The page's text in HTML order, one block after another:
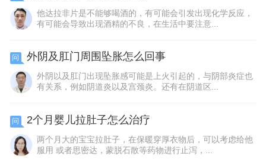
他达拉非片是不能够喝酒的，有可能会引发出现化学反应，
有可能会导致出现酒精的不良，在生活中要注意...
问 外阴及肛门周围坠胀怎么回事
外阴以及肛门出现坠胀感可能是上火引起的，与阴部炎症也
有关系，例如阴道炎以及宫颈炎。还有在阴道区...
问 2个月婴儿拉肚子怎么治疗
两个月大的宝宝拉肚子，在保暖穿厚衣物后，可以考虑给他
服用 或者思密达，蒙脱石散等药物进行止泻，...